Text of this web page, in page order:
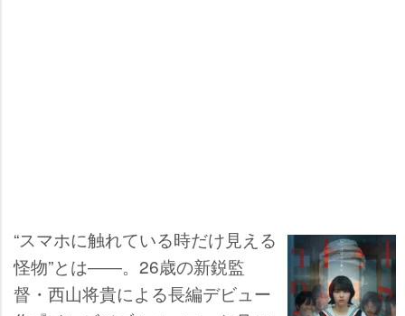
“スマホに触れている時だけ見える
怪物”とは――。26歳の新鋭監
督・西山将貴による長編デビュー